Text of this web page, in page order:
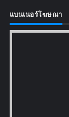
แบนเนอร์โฆษณา